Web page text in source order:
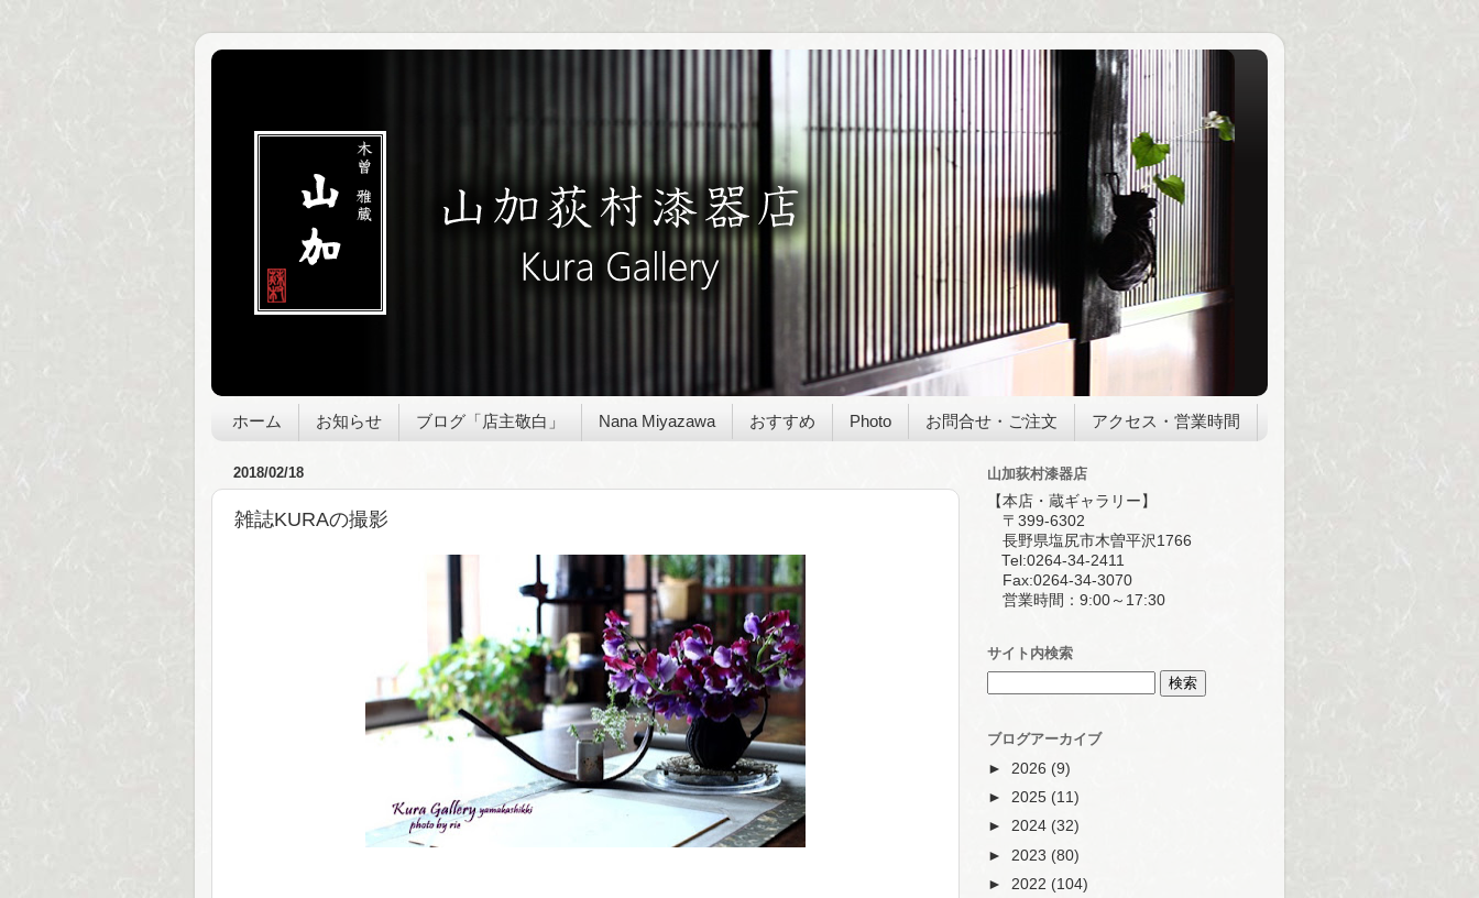
ホーム お知らせ ブログ「店主敬白」 Nana Miyazawa おすすめ Photo お問合せ・ご注文 アクセス・営業時間
2018/02/18
雑誌KURAの撮影
山加荻村漆器店
【本店・蔵ギャラリー】
〒399-6302
長野県塩尻市木曽平沢1766
Tel:0264-34-2411
Fax:0264-34-3070
営業時間：9:00～17:30
サイト内検索
ブログアーカイブ
► 2026 (9)
► 2025 (11)
► 2024 (32)
► 2023 (80)
► 2022 (104)